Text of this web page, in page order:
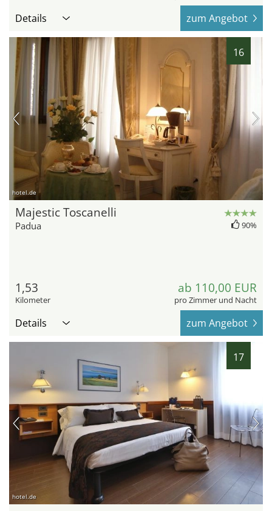
Details zum Angebot
16
hotel.de
Majestic Toscanelli
Padua 90%
1,53
Kilometer
ab 110,00 EUR
pro Zimmer und Nacht
Details zum Angebot
17
hotel.de